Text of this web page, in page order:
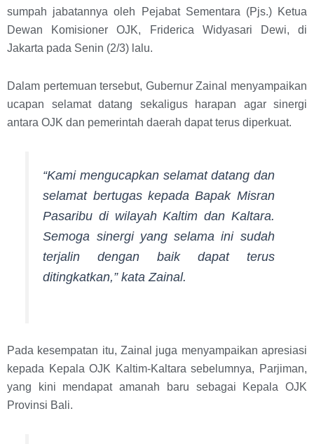
sumpah jabatannya oleh Pejabat Sementara (Pjs.) Ketua
Dewan Komisioner OJK, Friderica Widyasari Dewi, di
Jakarta pada Senin (2/3) lalu.
Dalam pertemuan tersebut, Gubernur Zainal menyampaikan
ucapan selamat datang sekaligus harapan agar sinergi
antara OJK dan pemerintah daerah dapat terus diperkuat.
“Kami mengucapkan selamat datang dan
selamat bertugas kepada Bapak Misran
Pasaribu di wilayah Kaltim dan Kaltara.
Semoga sinergi yang selama ini sudah
terjalin dengan baik dapat terus
ditingkatkan,” kata Zainal.
Pada kesempatan itu, Zainal juga menyampaikan apresiasi
kepada Kepala OJK Kaltim-Kaltara sebelumnya, Parjiman,
yang kini mendapat amanah baru sebagai Kepala OJK
Provinsi Bali.